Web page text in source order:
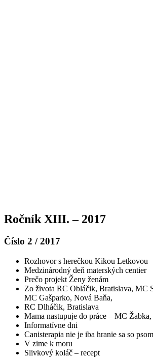
Ročník XIII. – 2017
Číslo 2 / 2017
Rozhovor s herečkou Kikou Letkovou
Medzinárodný deň materských centier
Prečo projekt Ženy ženám
Zo života RC Obláčik, Bratislava, MC
MC Gašparko, Nová Baňa,
RC Dlháčik, Bratislava
Mama nastupuje do práce – MC Žabka,
Informatívne dni
Canisterapia nie je iba hranie sa so psom
V zime k moru
Slivkový koláč – recept